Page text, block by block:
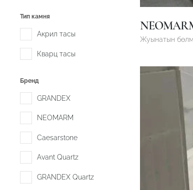
Тип камня
Акрил тасы
Кварц тасы
Бренд
GRANDEX
NEOMARM
Caesarstone
Avant Quartz
GRANDEX Quartz
Жуынатын